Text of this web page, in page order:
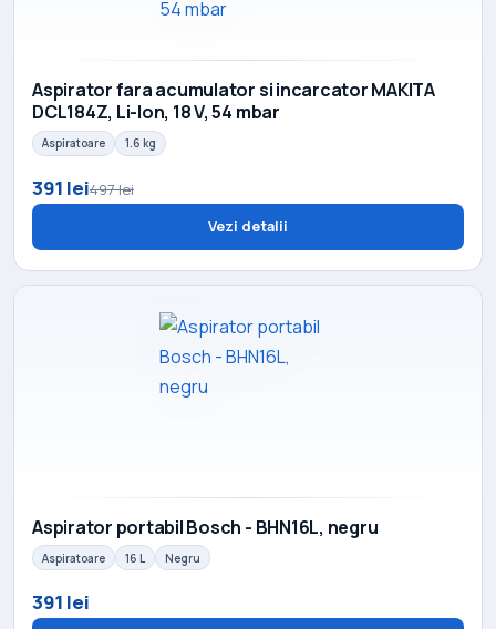
Aspirator fara acumulator si incarcator MAKITA
DCL184Z, Li-Ion, 18 V, 54 mbar
Aspiratoare 1.6 kg
391 lei497 lei
Vezi detalii
Aspirator portabil Bosch - BHN16L, negru
Aspiratoare 16 L Negru
391 lei